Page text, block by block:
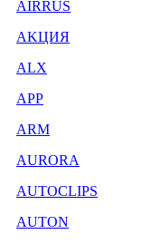
AIRRUS
AKЦИЯ
ALX
APP
ARM
AURORA
AUTOCLIPS
AUTON